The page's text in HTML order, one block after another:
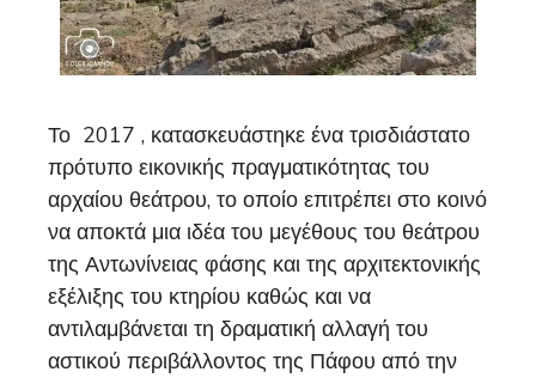
Το 2017 , κατασκευάστηκε ένα τρισδιάστατο
πρότυπο εικονικής πραγματικότητας του
αρχαίου θεάτρου, το οποίο επιτρέπει στο κοινό
να αποκτά μια ιδέα του μεγέθους του θεάτρου
της Αντωνίνειας φάσης και της αρχιτεκτονικής
εξέλιξης του κτηρίου καθώς και να
αντιλαμβάνεται τη δραματική αλλαγή του
αστικού περιβάλλοντος της Πάφου από την